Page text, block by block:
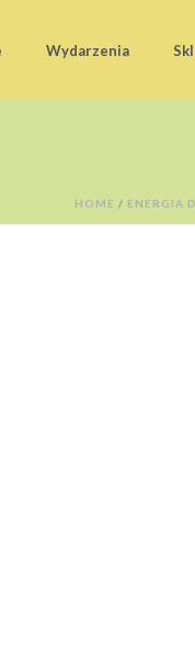
Wydarzenia
HOME / ENERGIA